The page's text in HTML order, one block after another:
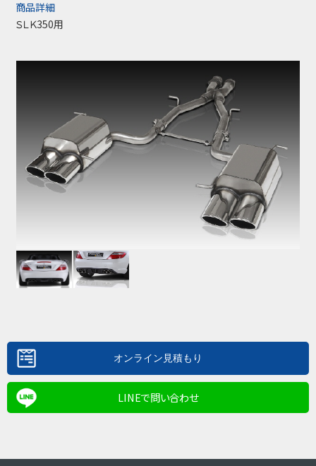
商品詳細
ＳＬＫ350用
LINEで問い合わせ